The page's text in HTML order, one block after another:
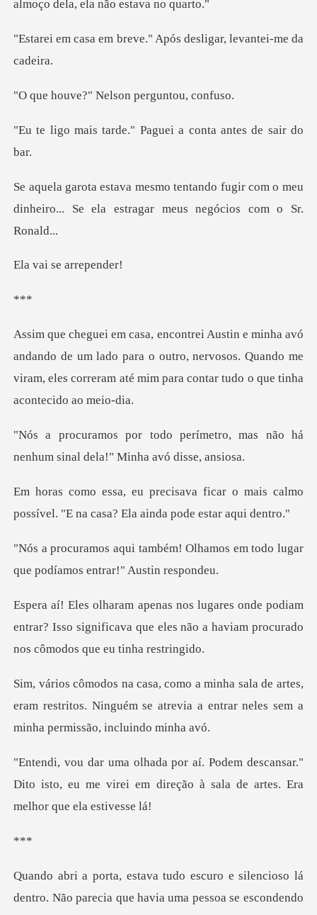
almoço de
eve." Após desligar, l
" Nelson perg
de." Paguei a conta
fugir com o meu
dinheiro... Se ela es
se arr
*
de um lado para o outro, nervosos. Quando me
viram, eles corre
metro, mas não há
nenhum sinal
ar o mais calmo
possível. "E na casa
Olhamos em todo lugar
que pod
odiam
entrar? Isso significava que eles não a hav
artes,
eram restritos. Ninguém se atrevia a entrar
cansar."
Dito isto, eu me virei em direção à s
*
o e silencioso lá
dentro. Não parecia